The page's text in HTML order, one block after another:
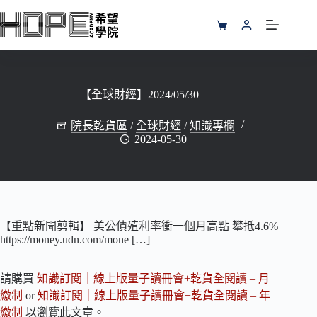
至
購
物
【全球財經】2024/05/30
院長乾貨區 /全球財經 /知識專欄
2024-05-30
【重點新聞剪輯】 美公債殖利率衝一個月高點 攀抵4.6%
https://money.udn.com/mone […]
請購買 知識訂閱｜線上版量子讀冊會+乾貨全閱讀 – 月
繳制 or知識訂閱｜線上版量子讀冊會+乾貨全閱讀 – 年
繳制 以瀏覽此文章。